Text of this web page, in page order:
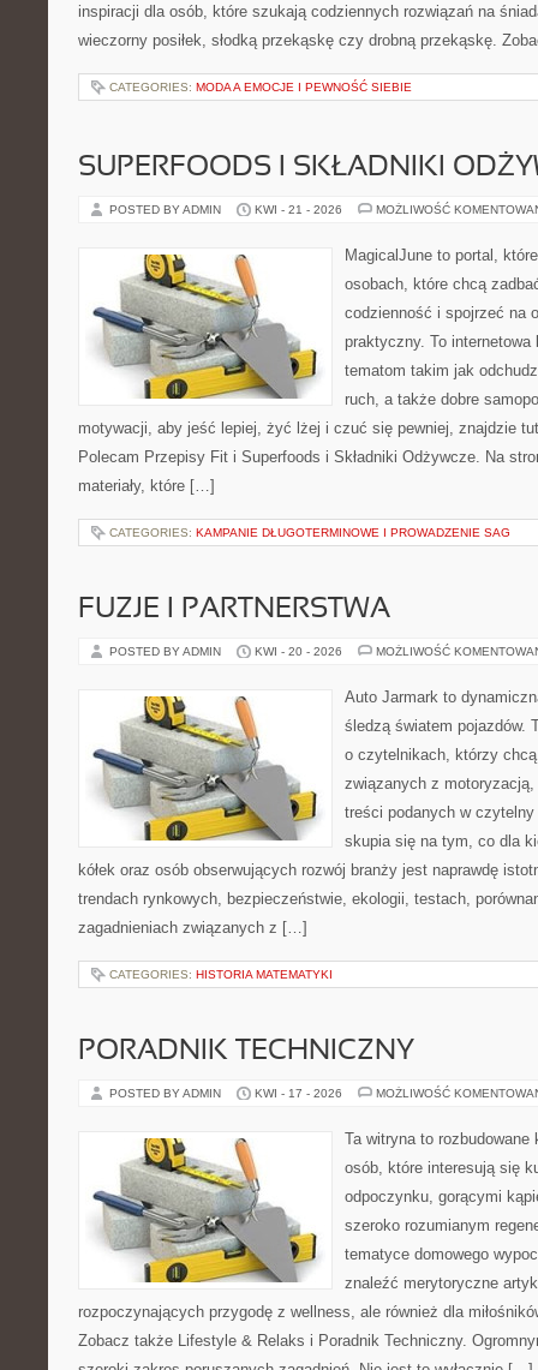
inspiracji dla osób, które szukają codziennych rozwiązań na
wieczorny posiłek, słodką przekąskę czy drobną przekąskę.
CATEGORIES: MODA A EMOCJE I PEWNOŚĆ SIEBIE
SUPERFOODS I SKŁADNIKI
POSTED BY ADMIN KWI - 21 - 2026 MOŻLIWOŚĆ
MagicalJune to portal,
osobach, które chcą
codzienność i spojrzeć na
praktyczny. To
tematom takim jak
ruch, a także dobre
motywacji, aby jeść lepiej, żyć lżej i czuć się pewniej, znajdzie
Polecam Przepisy Fit i Superfoods i Składniki Odżywcze. Na
materiały, które […]
CATEGORIES: KAMPANIE DŁUGOTERMINOWE I PROWADZENIE SAG
FUZJE I PARTNERSTWA
POSTED BY ADMIN KWI - 20 - 2026 MOŻLIWOŚĆ
Auto Jarmark to
śledzą światem pojazdów.
o czytelnikach, którzy
związanych z
treści podanych w
skupia się na tym, co dla
kółek oraz osób obserwujących rozwój branży jest naprawdę
trendach rynkowych, bezpieczeństwie, ekologii, testach,
zagadnieniach związanych z […]
CATEGORIES: HISTORIA MATEMATYKI
PORADNIK TECHNICZNY
POSTED BY ADMIN KWI - 17 - 2026 MOŻLIWOŚĆ
Ta witryna to
osób, które interesują się
odpoczynku, gorącymi
szeroko rozumianym
tematyce domowego
znaleźć merytoryczne
rozpoczynających przygodę z wellness, ale również dla
Zobacz także Lifestyle & Relaks i Poradnik Techniczny.